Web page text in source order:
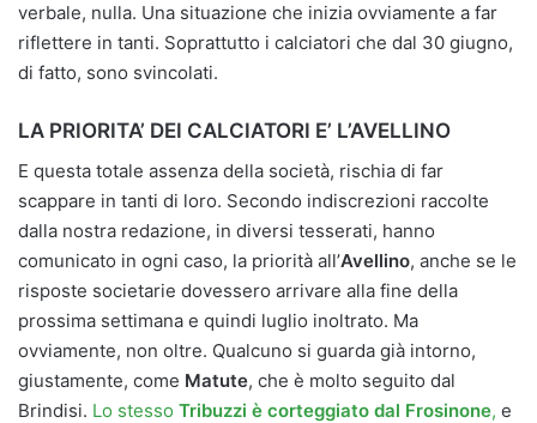
verbale, nulla. Una situazione che inizia ovviamente a far
riflettere in tanti. Soprattutto i calciatori che dal 30 giugno,
di fatto, sono svincolati.
LA PRIORITA’ DEI CALCIATORI E’ L’AVELLINO
E questa totale assenza della società, rischia di far
scappare in tanti di loro. Secondo indiscrezioni raccolte
dalla nostra redazione, in diversi tesserati, hanno
comunicato in ogni caso, la priorità all’Avellino, anche se le
risposte societarie dovessero arrivare alla fine della
prossima settimana e quindi luglio inoltrato. Ma
ovviamente, non oltre. Qualcuno si guarda già intorno,
giustamente, come Matute, che è molto seguito dal
Brindisi. Lo stesso Tribuzzi è corteggiato dal Frosinone, e